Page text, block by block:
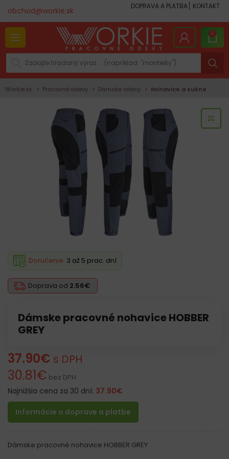
obchod@workie.sk DOPRAVA A PLATBA KONTAKT
0
Workie.sk Pracovné odevy Dámske odevy Nohavice a sukne
Dámske pracovné nohavice HOBBER
GREY
Doprava od 2.56€
Doručenie: 3 až 5 prac. dní
37.90€ s DPH
30.81€ bez DPH
Najnižšia cena za 30 dní: 37.90€
Informácie o doprave a platbe
Dámske pracovné nohavice HOBBER GREY